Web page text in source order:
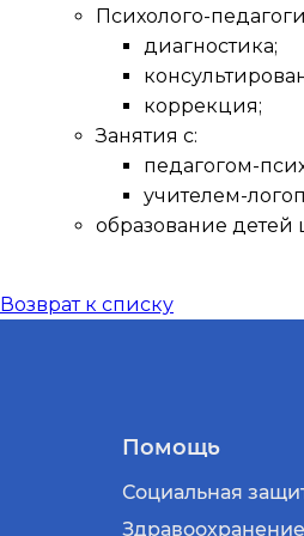
Психолого-
диагностика;
коррекция;
Занятия с:
педагогом-
учителем-
образование детей
Возврат к списку
Помощь
Социальная
Здравоохранение